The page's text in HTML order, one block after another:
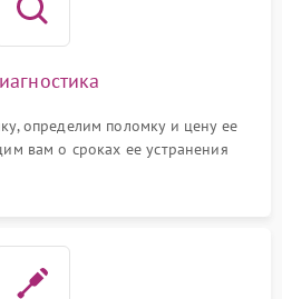
определим поломку и цену ее
вам о сроках ее устранения